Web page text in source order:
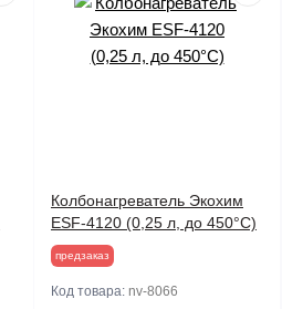
Колбонагреватель Экохим
ESF-4120 (0,25 л, до 450°С)
предзаказ
Код товара: nv-8066